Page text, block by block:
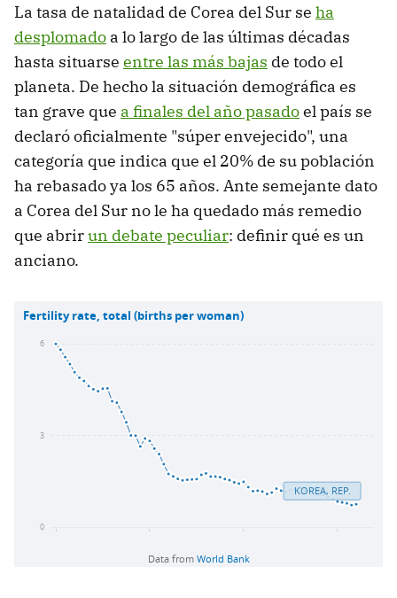
La tasa de natalidad de Corea del Sur se ha
desplomado a lo largo de las últimas décadas
hasta situarse entre las más bajas de todo el
planeta. De hecho la situación demográfica es
tan grave que a finales del año pasadoel país se
declaró oficialmente "súper envejecido", una
categoría que indica que el 20% de su población
ha rebasado ya los 65 años. Ante semejante dato
a Corea del Sur no le ha quedado más remedio
que abrirun debate peculiar: definir qué es un
anciano.